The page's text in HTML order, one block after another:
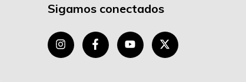
Sigamos conectados